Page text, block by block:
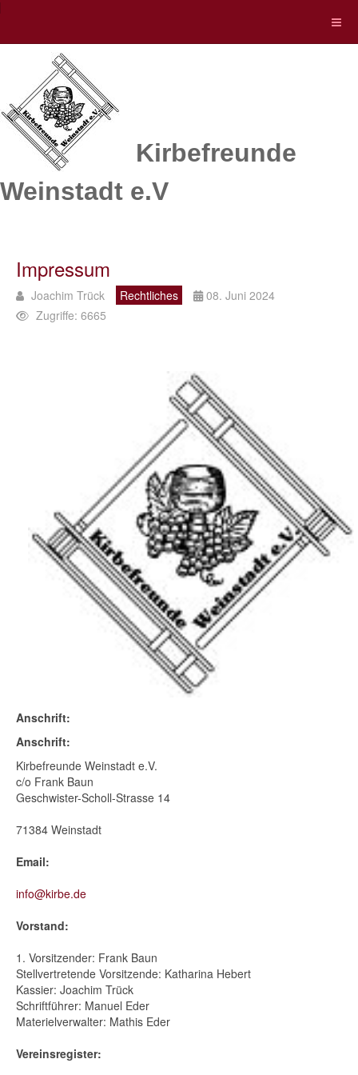
Kirbefreunde
Weinstadt e.V
Impressum
Joachim Trück Rechtliches
08. Juni 2024
Zugriffe: 6665
Anschrift:
Anschrift:
Kirbefreunde Weinstadt e.V.
c/o Frank Baun
Geschwister-Scholl-Strasse 14
71384 Weinstadt
Email:
info@kirbe.de
Vorstand:
1. Vorsitzender: Frank Baun
Stellvertretende Vorsitzende: Katharina Hebert
Kassier: Joachim Trück
Schriftführer: Manuel Eder
Materielverwalter: Mathis Eder
Vereinsregister: